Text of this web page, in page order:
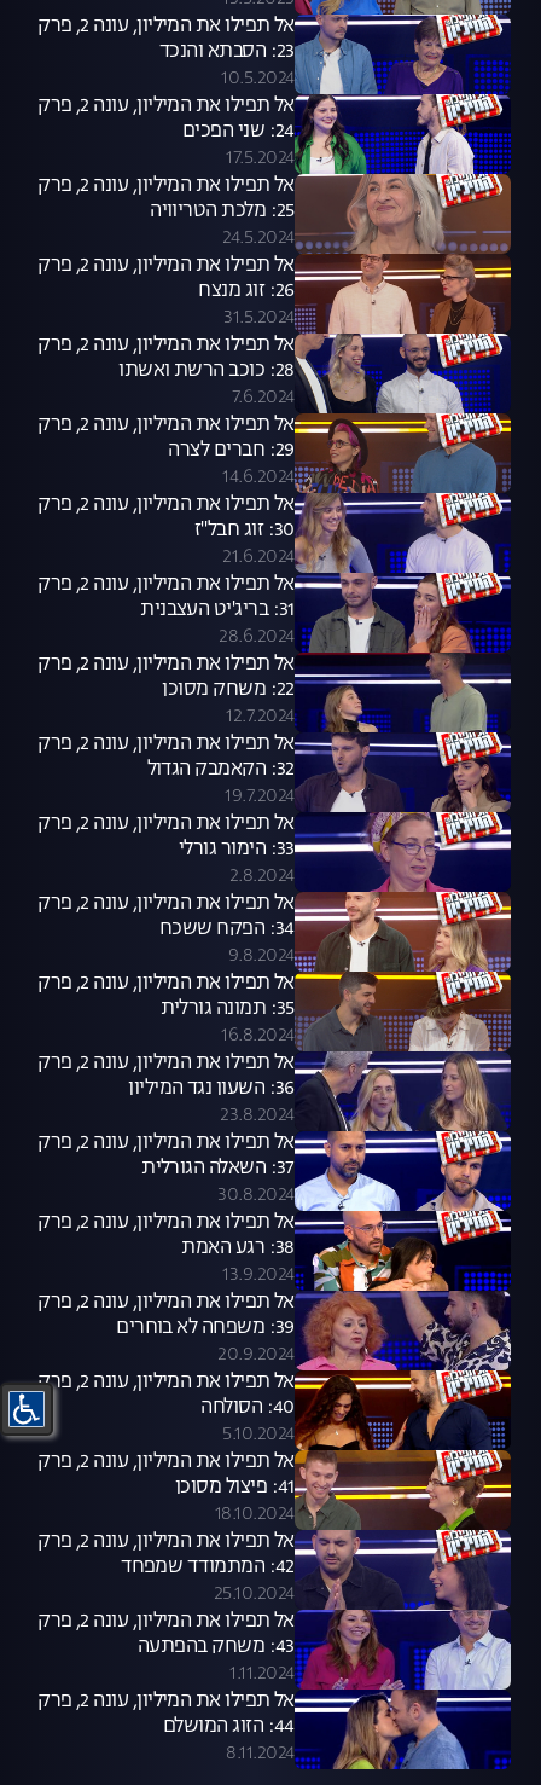
אל תפילו את המיליון, עונה 2, פרק
23: הסבתא והנכד
10.5.2024
אל תפילו את המיליון, עונה 2, פרק
24: שני הפכים
17.5.2024
אל תפילו את המיליון, עונה 2, פרק
25: מלכת הטריוויה
24.5.2024
אל תפילו את המיליון, עונה 2, פרק
26: זוג מנצח
31.5.2024
אל תפילו את המיליון, עונה 2, פרק
28: כוכב הרשת ואשתו
7.6.2024
אל תפילו את המיליון, עונה 2, פרק
29: חברים לצרה
14.6.2024
אל תפילו את המיליון, עונה 2, פרק
30: זוג חבל"ז
21.6.2024
אל תפילו את המיליון, עונה 2, פרק
31: בריג'יט העצבנית
28.6.2024
אל תפילו את המיליון, עונה 2, פרק
22: משחק מסוכן
12.7.2024
אל תפילו את המיליון, עונה 2, פרק
32: הקאמבק הגדול
19.7.2024
אל תפילו את המיליון, עונה 2, פרק
33: הימור גורלי
2.8.2024
אל תפילו את המיליון, עונה 2, פרק
34: הפקח ששכח
9.8.2024
אל תפילו את המיליון, עונה 2, פרק
35: תמונה גורלית
16.8.2024
אל תפילו את המיליון, עונה 2, פרק
36: השעון נגד המיליון
23.8.2024
אל תפילו את המיליון, עונה 2, פרק
37: השאלה הגורלית
30.8.2024
אל תפילו את המיליון, עונה 2, פרק
38: רגע האמת
13.9.2024
אל תפילו את המיליון, עונה 2, פרק
39: משפחה לא בוחרים
20.9.2024
אל תפילו את המיליון, עונה 2, פרק
40: הסולחה
5.10.2024
אל תפילו את המיליון, עונה 2, פרק
41: פיצול מסוכן
18.10.2024
אל תפילו את המיליון, עונה 2, פרק
42: המתמודד שמפחד
25.10.2024
אל תפילו את המיליון, עונה 2, פרק
43: משחק בהפתעה
1.11.2024
אל תפילו את המיליון, עונה 2, פרק
44: הזוג המושלם
8.11.2024